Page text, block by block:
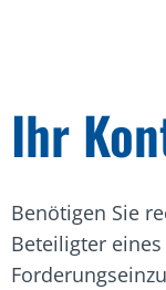
Ihr
Benötigen Sie
Beteiligter